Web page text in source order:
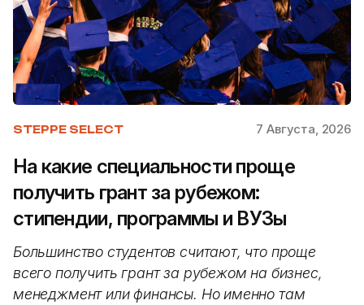
STEPPE SELECT 7 Августа, 2026
На какие специальности проще
получить грант за рубежом:
стипендии, программы и ВУЗы
Большинство студентов считают, что проще
всего получить грант за рубежом на бизнес,
менеджмент или финансы. Но именно там